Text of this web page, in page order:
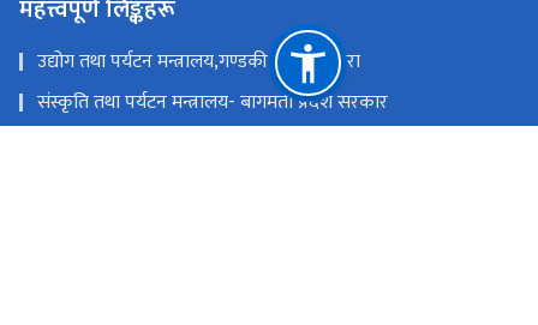
महत्त्वपूर्ण लिङ्कहरू
उद्योग तथा पर्यटन मन्त्रालय,गण्डकी प्रदेश ,पोखरा
संस्कृति तथा पर्यटन मन्त्रालय- बागमती प्रदेश सरकार